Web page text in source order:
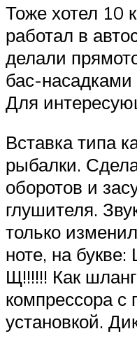
Тоже хотел 10
работал в
делали
бас-насадками
Для
Вставка типа
рыбалки.
оборотов и
глушителя.
только
ноте, на
Щ!!!!!! Как
компрессора с
установкой.